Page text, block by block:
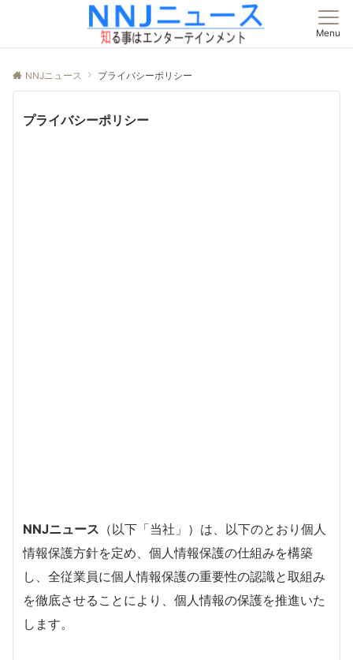
Menu
NNJニュース プライバシーポリシー
プライバシーポリシー
NNJニュース （以下「当社」）は、以下のとおり個人
情報保護方針を定め、個人情報保護の仕組みを構築
し、全従業員に個人情報保護の重要性の認識と取組み
を徹底させることにより、個人情報の保護を推進いた
します。